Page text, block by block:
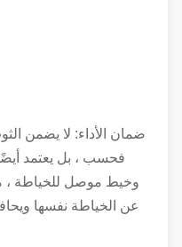
ضمان الأداء: لا يضمن الثوب
فحسب ، بل يعتمد أيضًا
وخيط موصل للخياطة ، مما
عن الخياطة نفسها ويحافظ